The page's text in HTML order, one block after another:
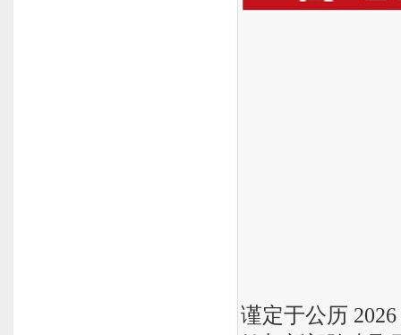
谨定于公历